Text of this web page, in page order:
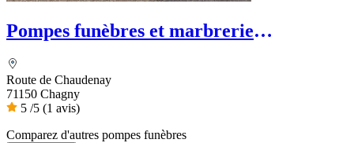
Pompes funèbres et marbrerie
Route de Chaudenay
71150 Chagny
5 /5 (1 avis)
Comparez d'autres pompes funèbres